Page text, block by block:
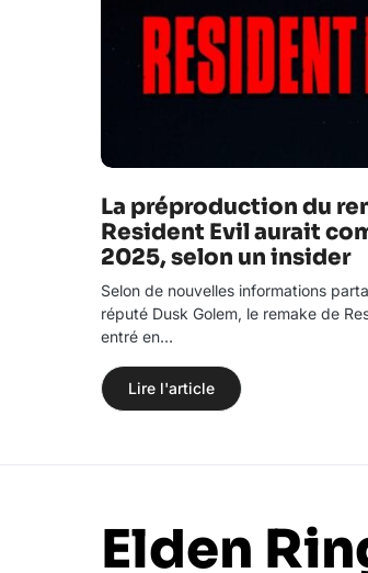
La préproduction du
Resident Evil aurait
2025, selon un insider
Selon de nouvelles informations
réputé Dusk Golem, le remake de
entré en…
Lire l'article
Elden